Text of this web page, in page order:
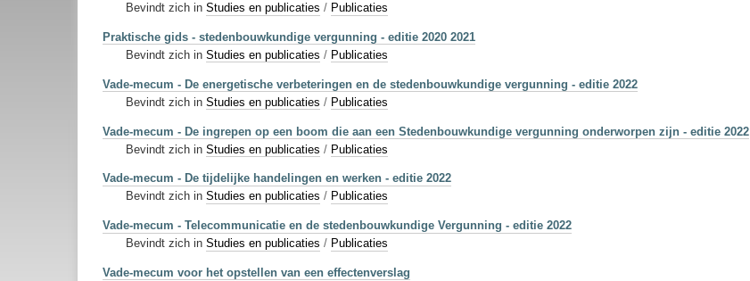
Bevindt zich in Studies en publicaties / Publicaties
Praktische gids - stedenbouwkundige vergunning - editie 2020 2021
Bevindt zich in Studies en publicaties / Publicaties
Vade-mecum - De energetische verbeteringen en de stedenbouwkundige vergunning - editie 2022
Bevindt zich in Studies en publicaties / Publicaties
Vade-mecum - De ingrepen op een boom die aan een Stedenbouwkundige vergunning onderworpen zijn - editie 2022
Bevindt zich in Studies en publicaties / Publicaties
Vade-mecum - De tijdelijke handelingen en werken - editie 2022
Bevindt zich in Studies en publicaties / Publicaties
Vade-mecum - Telecommunicatie en de stedenbouwkundige Vergunning - editie 2022
Bevindt zich in Studies en publicaties / Publicaties
Vade-mecum voor het opstellen van een effectenverslag